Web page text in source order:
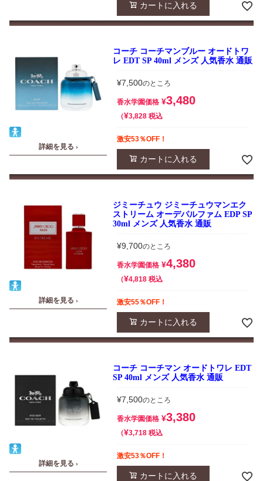
カートに入れる
詳細を見る ›
コーチ コーチマンブルー オードトワ
レ EDT SP 40ml メンズ 人気香水 通販
¥7,500のところ
香水学園価格 ¥3,480
¥3,828 税込
激安53％OFF！
カートに入れる
詳細を見る ›
ジミーチュウ ジミーチュウマンエク
ストリーム オーデパルファム EDP SP
30ml メンズ 人気香水 通販
¥9,700のところ
香水学園価格 ¥4,380
¥4,818 税込
激安55％OFF！
カートに入れる
詳細を見る ›
コーチ コーチマン オードトワレ EDT
SP 40ml メンズ 人気香水 通販
¥7,500のところ
香水学園価格 ¥3,380
¥3,718 税込
激安53％OFF！
カートに入れる